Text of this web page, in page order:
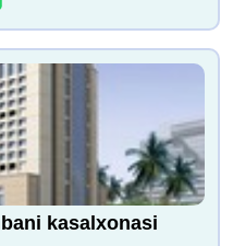
kasalxonasi